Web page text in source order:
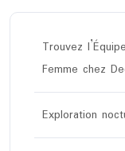
Trouvez
Femme chez
Exploration